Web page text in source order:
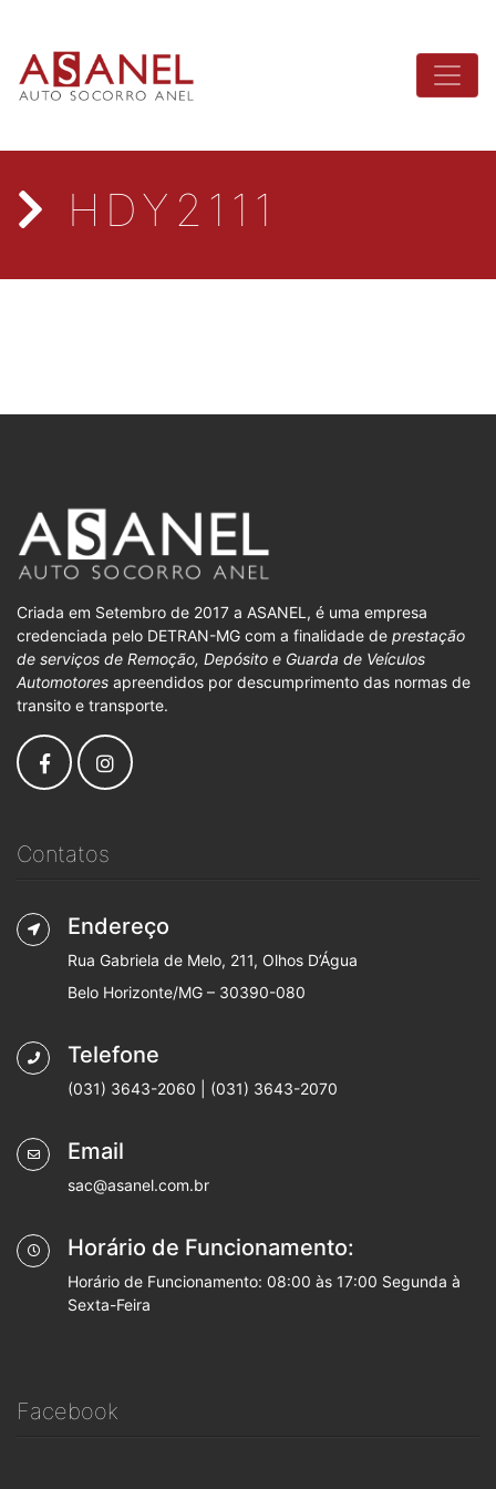
HDY2111
Criada em Setembro de 2017 a ASANEL, é uma empresa
credenciada pelo DETRAN-MG com a finalidade de prestação
de serviços de Remoção, Depósito e Guarda de Veículos
Automotores apreendidos por descumprimento das normas de
transito e transporte.
Contatos
Endereço
Rua Gabriela de Melo, 211, Olhos D’Água
Belo Horizonte/MG – 30390-080
Telefone
(031) 3643-2060 | (031) 3643-2070
Email
sac@asanel.com.br
Horário de Funcionamento:
Horário de Funcionamento: 08:00 às 17:00 Segunda à
Sexta-Feira
Facebook